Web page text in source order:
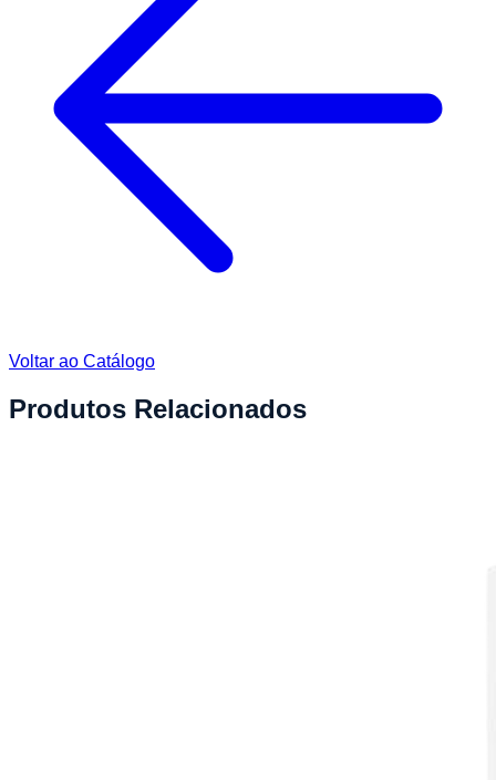
Voltar ao Catálogo
Produtos Relacionados